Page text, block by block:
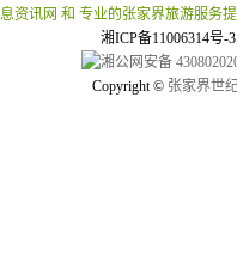
资讯网 和 专业的张家界旅游服务
湘ICP备11006314号-
湘公网安备
Copyright © 张家界世